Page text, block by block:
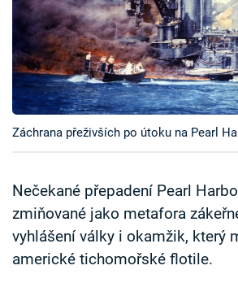
TV Program
Časopis
Sledujte prima+
Sledujte nás
Záchrana přeživších po útoku na Pearl
Nečekané přepadení Pearl
zmiňované jako metafora
vyhlášení války i okamžik, který
americké tichomořské flotile.